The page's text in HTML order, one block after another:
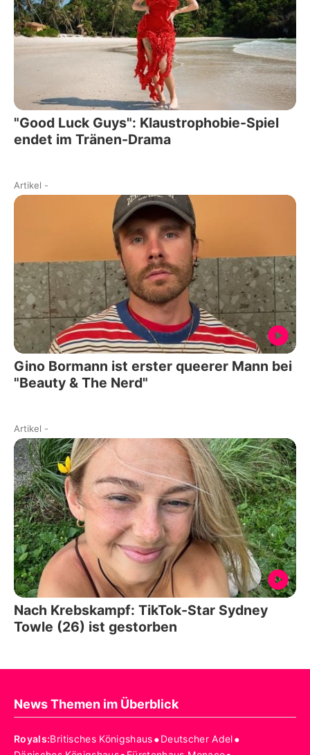
"Good Luck Guys": Klaustrophobie-Spiel
endet im Tränen-Drama
Artikel -
Gino Bormann ist erster queerer Mann bei
"Beauty & The Nerd"
Artikel -
Nach Krebskampf: TikTok-Star Sydney
Towle (26) ist gestorben
News Themen im Überblick
Royals:Britisches Königshaus•Deutscher Adel•